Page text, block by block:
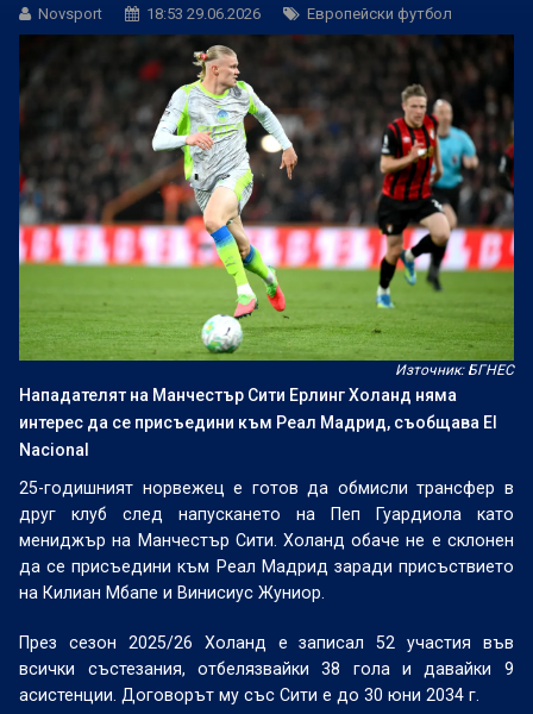
Novsport 18:53 29.06.2026 Европейски футбол
Източник: БГНЕС
Нападателят на Манчестър Сити Ерлинг Холанд няма
интерес да се присъедини към Реал Мадрид, съобщава El
Nacional
25-годишният норвежец е готов да обмисли трансфер в
друг клуб след напускането на Пеп Гуардиола като
мениджър на Манчестър Сити. Холанд обаче не е склонен
да се присъедини към Реал Мадрид заради присъствието
на Килиан Мбапе и Винисиус Жуниор.
През сезон 2025/26 Холанд е записал 52 участия във
всички състезания, отбелязвайки 38 гола и давайки 9
асистенции. Договорът му със Сити е до 30 юни 2034 г.